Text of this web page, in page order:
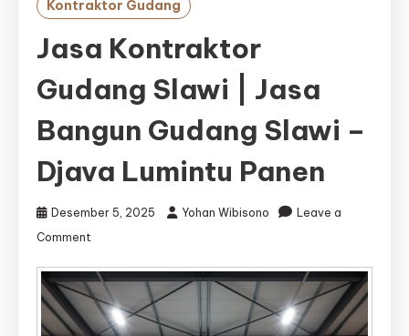
Kontraktor Gudang
Jasa Kontraktor
Gudang Slawi | Jasa
Bangun Gudang Slawi –
Djava Lumintu Panen
Desember 5, 2025 Yohan Wibisono
Leave a
Comment
Kontraktor
Gudang
Slawi
|